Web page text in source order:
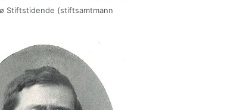
Stiftstidende (stiftsamtmann